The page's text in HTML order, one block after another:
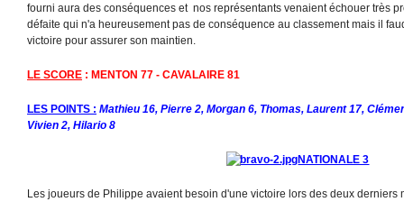
fourni aura des conséquences et nos représentants venaient échouer très
défaite qui n'a heureusement pas de conséquence au classement mais il
victoire pour assurer son maintien.
LE SCORE : MENTON 77 - CAVALAIRE 81
LES POINTS : Mathieu 16, Pierre 2, Morgan 6, Thomas, Laurent 17,
Vivien 2, Hilario 8
NATIONALE 3
Les joueurs de Philippe avaient besoin d'une victoire lors des deux derniers